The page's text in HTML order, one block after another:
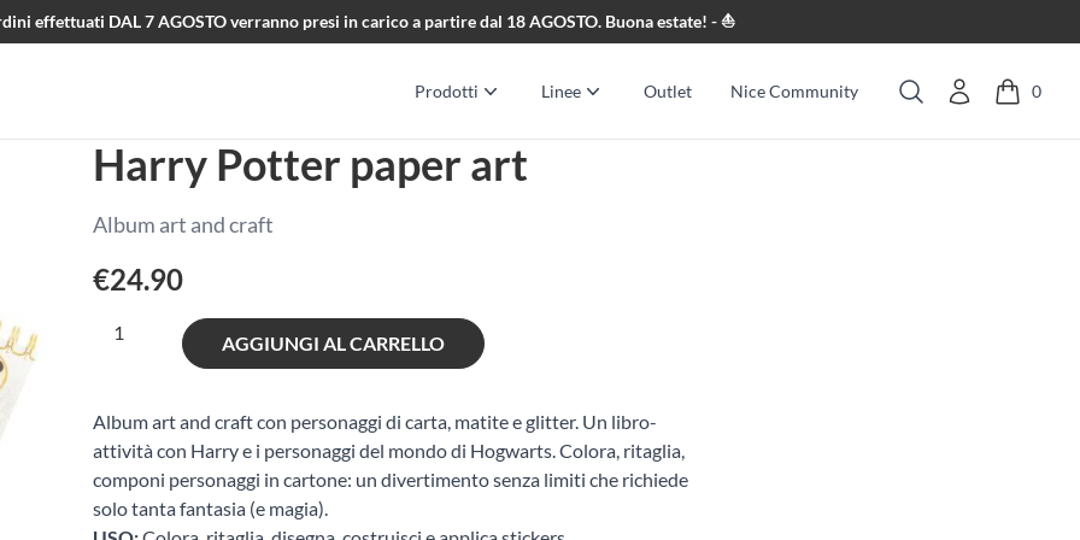
effettuati DAL 7 AGOSTO verranno presi in carico a partire dal 18 AGOSTO. Buona estate! - ⛵
Prodotti Linee Outlet Nice Community
Cerca
0
Harry Potter paper art
Album art and craft
€24.90
Harry
art
quantità
AGGIUNGI AL CARRELLO
Album art and craft con personaggi di carta, matite e glitter. Un libro-
attività con Harry e i personaggi del mondo di Hogwarts. Colora, ritaglia,
componi personaggi in cartone: un divertimento senza limiti che richiede
solo tanta fantasia (e magia).